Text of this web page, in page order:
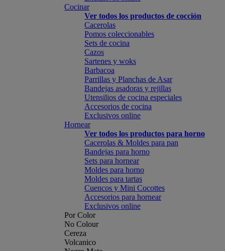
Cocinar
Ver todos los productos de cocción
Cacerolas
Pomos coleccionables
Sets de cocina
Cazos
Sartenes y woks
Barbacoa
Parrillas y Planchas de Asar
Bandejas asadoras y rejillas
Utensilios de cocina especiales
Accesorios de cocina
Exclusivos online
Hornear
Ver todos los productos para horno
Cacerolas & Moldes para pan
Bandejas para horno
Sets para hornear
Moldes para horno
Moldes para tartas
Cuencos y Mini Cocottes
Accesorios para hornear
Exclusivos online
Por Color
No Colour
Cereza
Volcanico